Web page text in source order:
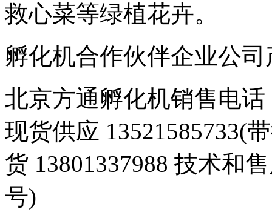
救心菜等绿植花卉。
孵化机合作伙伴企业公
北京方通孵化机销售电话
现货供应 13521585733(
货 13801337988 技术和
号)